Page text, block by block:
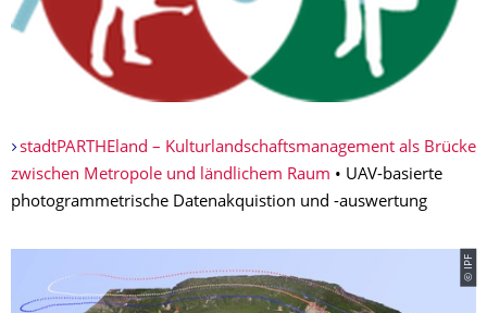
stadtPARTHEland – Kulturlandschaftsmanagement als Brücke
zwischen Metropole und ländlichem Raum • UAV-basierte
photogrammetrische Datenakquistion und -auswertung
© IPF